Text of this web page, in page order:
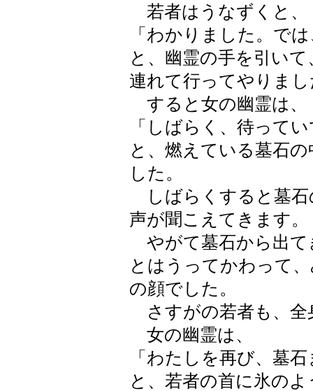
若者はうなずくと、
「わかりました。で
と、幽霊の手を引い
連れて行ってやりま
すると女の幽霊は、
「しばらく、待って
と、燃えている墓石
した。
しばらくすると墓石
声が聞こえてきます。
やがて墓石から出て
とはうってかわって
の顔でした。
さすがの若者も、全
女の幽霊は、
「わたしを再び、墓
と、若者の首に氷の